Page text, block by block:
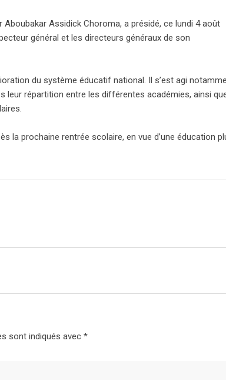
Assidick Choroma, a présidé, ce lundi 4 août
général et les directeurs généraux de son
du système éducatif national. Il s’est agi
leur répartition entre les différentes académies, ainsi
la prochaine rentrée scolaire, en vue d’une éducation
sont indiqués avec *